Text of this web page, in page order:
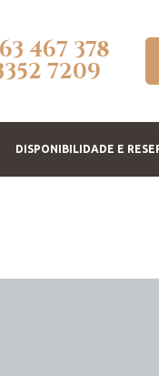
467 378
7209
DISPONIBILIDADE E